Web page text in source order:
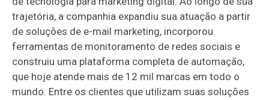
trajetória, a companhia expandiu sua atuação a partir
de soluções de e-mail marketing, incorporou
ferramentas de monitoramento de redes sociais e
construiu uma plataforma completa de automação,
que hoje atende mais de 12 mil marcas em todo o
mundo. Entre os clientes que utilizam suas soluções